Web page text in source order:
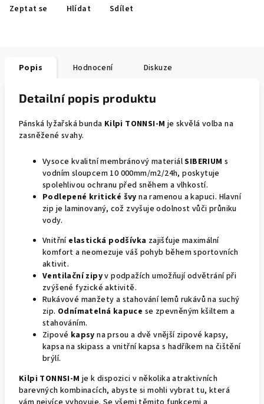
Zeptat se Hlídat Sdílet
Popis Hodnocení Diskuze
Detailní popis produktu
Pánská lyžařská bunda Kilpi TONNSI-M je skvělá volba na
zasněžené svahy.
Vysoce kvalitní membránový materiálSIBERIUM s
vodním sloupcem 10 000mm/m2/24h, poskytuje
spolehlivou ochranu před sněhem a vlhkostí.
Podlepené kritické švy na ramenou a kapuci. Hlavní
zip je laminovaný, což zvyšuje odolnost vůči průniku
vody.
Vnitřní elastická podšívka zajišťuje maximální
komfort a neomezuje váš pohyb během sportovních
aktivit.
Ventilační zipyv podpažích umožňují odvětrání při
zvýšené fyzické aktivitě.
Rukávové manžety a stahování lemů rukávů na suchý
zip. Odnímatelná kapuce se zpevněným kšiltem a
stahováním.
Zipové kapsy na prsou a dvě vnější zipové kapsy,
kapsa na skipass a vnitřní kapsa s hadříkem na čištění
brýlí.
Kilpi TONNSI-M je k dispozici v několika atraktivních
barevných kombinacích, abyste si mohli vybrat tu, která